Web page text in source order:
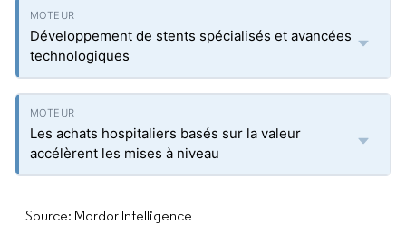
Développement de stents spécialisés et avancées
technologiques
Les achats hospitaliers basés sur la valeur
accélèrent les mises à niveau
Source: Mordor Intelligence